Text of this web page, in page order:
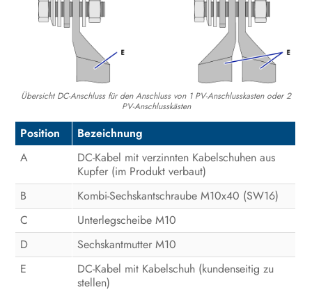
Übersicht DC-Anschluss für den Anschluss von 1 PV-Anschlusskasten oder 2
PV-Anschlusskästen
Position
Bezeichnung
A
DC-Kabel mit verzinnten Kabelschuhen aus
Kupfer (im Produkt verbaut)
B
Kombi-Sechskantschraube M10x40 (SW16)
C
Unterlegscheibe M10
D
Sechskantmutter M10
E
DC-Kabel mit Kabelschuh (kundenseitig zu
stellen)